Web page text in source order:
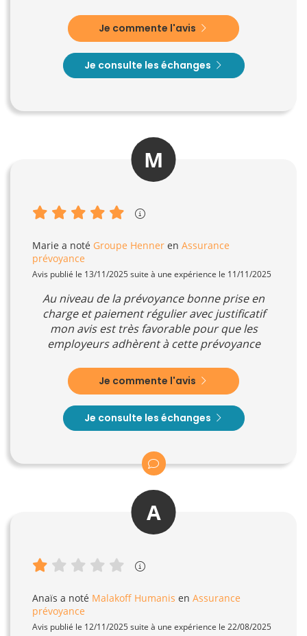
Je commente l'avis
Je consulte les échanges
M
Marie a noté Groupe Henner en Assurance
prévoyance
Avis publié le 13/11/2025 suite à une expérience le 11/11/2025
Au niveau de la prévoyance bonne prise en
charge et paiement régulier avec justificatif
mon avis est très favorable pour que les
employeurs adhèrent à cette prévoyance
Je commente l'avis
Je consulte les échanges
A
Anaïs a noté Malakoff Humanis en Assurance
prévoyance
Avis publié le 12/11/2025 suite à une expérience le 22/08/2025